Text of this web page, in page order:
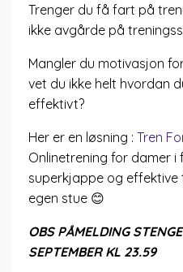
Trenger du få fart på
ikke avgårde på
Mangler du motivasjon
vet du ikke helt hvordan
effektivt?
Her er en løsning : Tren
Onlinetrening for damer
superkjappe og effektive
egen stue 😊
OBS PÅMELDING
SEPTEMBER KL 23.59